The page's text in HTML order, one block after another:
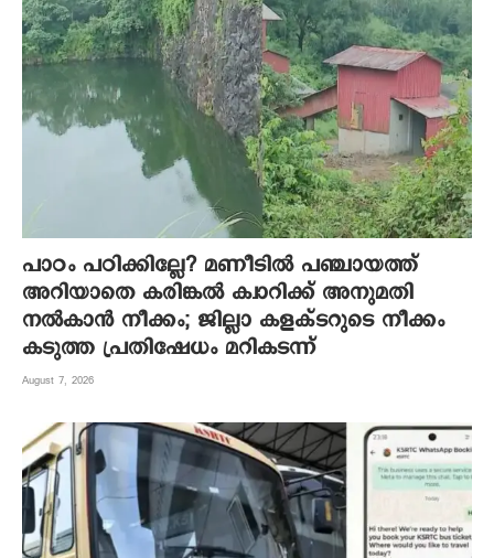
പാഠം പഠിക്കില്ലേ? മണീടില്‍ പഞ്ചായത്ത്
അറിയാതെ കരിങ്കല്‍ ക്വാറിക്ക് അനുമതി
നല്‍കാന്‍ നീക്കം; ജില്ലാ കളക്ടറുടെ നീക്കം
കടുത്ത പ്രതിഷേധം മറികടന്ന്
August 7, 2026